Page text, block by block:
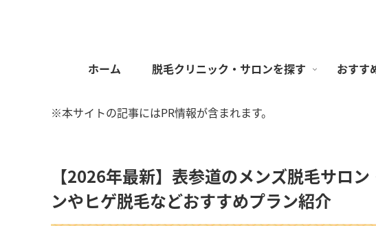
ホーム 脱毛クリニック・サロンを探す おすす
※本サイトの記事にはPR情報が含まれます。
【2026年最新】表参道のメンズ脱毛サロ
ンやヒゲ脱毛などおすすめプラン紹介